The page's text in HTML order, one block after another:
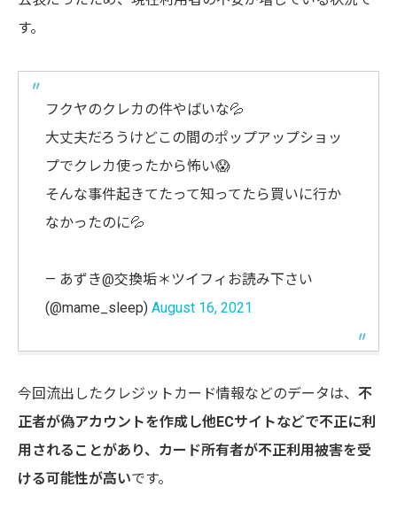
す。
フクヤのクレカの件やばいな💦
大丈夫だろうけどこの間のポップアップショッ
プでクレカ使ったから怖い😱
そんな事件起きてたって知ってたら買いに行か
なかったのに💦
— あずき@交換垢＊ツイフィお読み下さい
(@mame_sleep) August 16, 2021
今回流出したクレジットカード情報などのデータは、 不
正者が偽アカウントを作成し他ECサイトなどで不正に利
用されることがあり、カード所有者が不正利用被害を受
ける可能性が高いです。